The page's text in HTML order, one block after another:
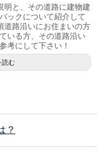
明と、その道路に建物建
ックについて紹介して
道路沿いにお住まいの方
いる方、その道路沿い
考にして下さい！
読む
？